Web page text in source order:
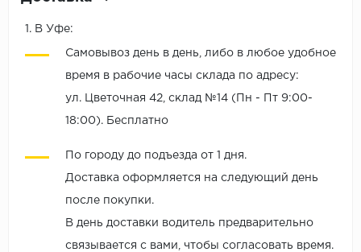
1. В Уфе:
Самовывоз день в день, либо в любое удобное
время в рабочие часы склада по адресу:
ул. Цветочная 42, склад №14 (Пн - Пт 9:00-
18:00). Бесплатно
По городу до подъезда от 1 дня.
Доставка оформляется на следующий день
после покупки.
В день доставки водитель предварительно
связывается с вами, чтобы согласовать время.